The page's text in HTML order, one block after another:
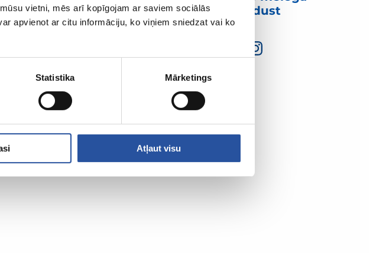
vietni, mēs arī kopīgojam ar saviem sociālās
apvienot ar citu informāciju, ko viņiem sniedzat vai ko
Statistika Mārketings
Atļaut visu
ühendust